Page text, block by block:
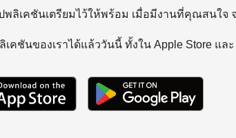
ลิเคชันเตรียมไว้ให้พร้อม เมื่อมีงานที่คุณสนใจ
เคชันของเราได้แล้ววันนี้ ทั้งใน Apple Store และ